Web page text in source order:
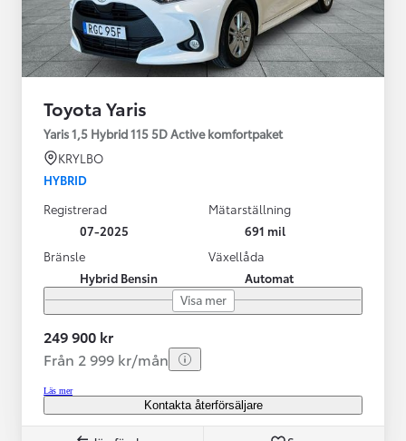
Toyota Yaris
Yaris 1,5 Hybrid 115 5D Active komfortpaket
KRYLBO
HYBRID
Registrerad
07-2025
Mätarställning
691 mil
Bränsle
Hybrid Bensin
Växellåda
Automat
Visa mer
249 900 kr
Från 2 999 kr/mån
Läs mer
Kontakta återförsäljare